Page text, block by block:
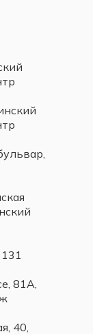
81А,
40,